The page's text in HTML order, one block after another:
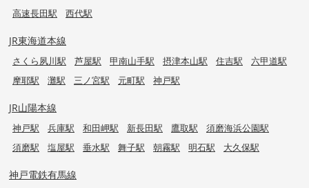
高速長田駅
西代駅
JR東海道本線
さくら夙川駅 芦屋駅 甲南山手駅 摂津本山駅 住吉駅
六甲道駅
摩耶駅
灘駅 三ノ宮駅 元町駅 神戸駅
JR山陽本線
神戸駅 兵庫駅 和田岬駅 新長田駅 鷹取駅
須磨海浜公園駅
須磨駅
塩屋駅 垂水駅 舞子駅 朝霧駅 明石駅 大久保駅
神戸電鉄有馬線